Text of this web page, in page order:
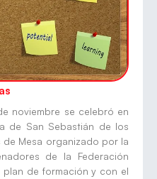
noviembre se celebró en
de San Sebastián de los
de Mesa organizado por la
de la Federación
plan de formación y con el